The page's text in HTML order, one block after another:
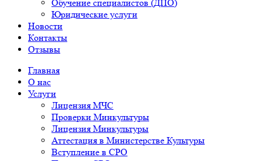
Обучение специалистов (ДПО)
Юридические услуги
Новости
Контакты
Отзывы
Главная
О нас
Услуги
Лицензия МЧС
Проверки Минкультуры
Лицензия Минкультуры
Аттестация в Министерстве Культуры
Вступление в СРО